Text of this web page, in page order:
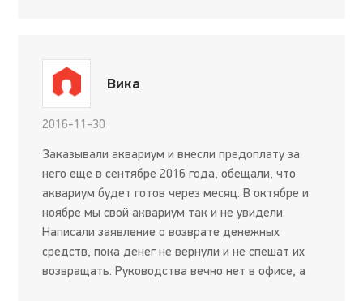
Вика
2016-11-30
Заказывали аквариум и внесли предоплату за
него еще в сентябре 2016 года, обещали, что
аквариум будет готов через месяц. В октябре и
ноябре мы свой аквариум так и не увидели.
Написали заявление о возврате денежных
средств, пока денег не вернули и не спешат их
возвращать. Руководства вечно нет в офисе, а